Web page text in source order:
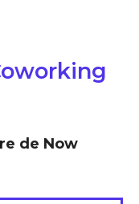
de Now